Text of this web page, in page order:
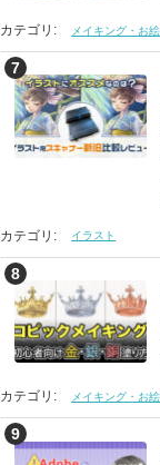
カテゴリ: メイキング・お
カテゴリ: イラスト
カテゴリ: メイキング・お